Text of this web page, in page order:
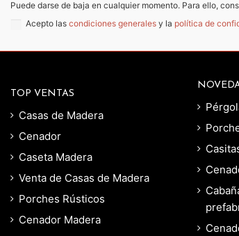
Puede darse de baja en cualquier momento. Para ello,
Acepto las condiciones generales y la política de
TOP VENTAS
Casas de Madera
Cenador
Caseta Madera
Venta de Casas de Madera
Porches Rústicos
Cenador Madera